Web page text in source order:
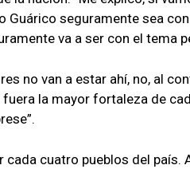
Guárico seguramente sea
va a ser con el tema
no van a estar ahí, no, al
la mayor fortaleza de
cuatro pueblos del país.